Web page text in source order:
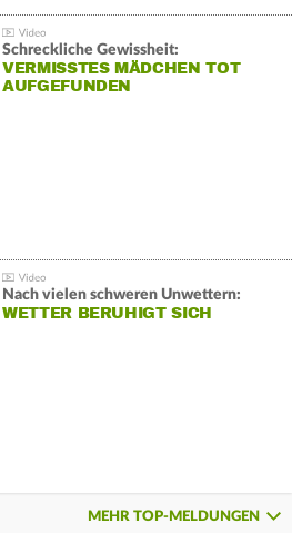
Schreckliche Gewissheit:
VERMISSTES MÄDCHEN TOT
AUFGEFUNDEN
Nach vielen schweren Unwettern:
WETTER BERUHIGT SICH
MEHR TOP-MELDUNGEN